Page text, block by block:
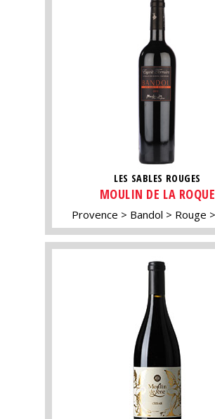
LES SABLES ROUGES
MOULIN DE LA ROQUE
Provence Bandol Rouge